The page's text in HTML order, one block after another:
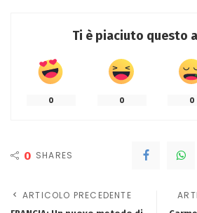
Ti è piaciuto questo
0 0 0
0 SHARES
ARTICOLO PRECEDENTE